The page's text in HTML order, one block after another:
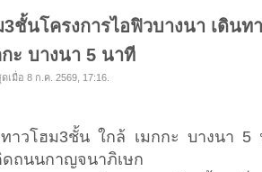
3ชั้นโครงการไอฟิวบางนา เดิน
ะ บางนา 5 นาที
เมื่อ 8 ก.ค. 2569, 17:16.
ทาวโฮม3ชั้น ใกล้ เมกกะ บางนา
ถนนกาญจนาภิเษก